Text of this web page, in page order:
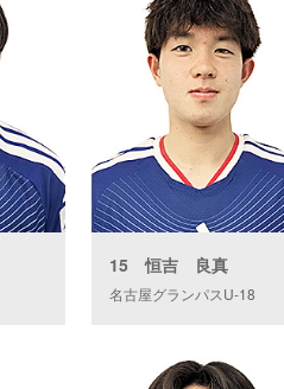
15 恒吉 良真
名古屋グランパスU-18